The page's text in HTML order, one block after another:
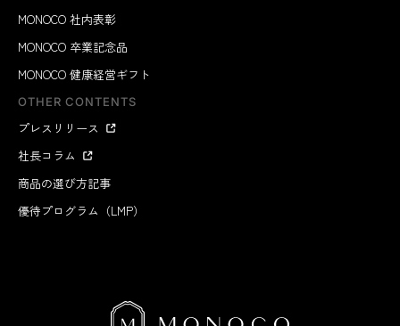
MONOCO 社内表彰
MONOCO 卒業記念品
MONOCO 健康経営ギフト
OTHER CONTENTS
プレスリリース
社長コラム
商品の選び方記事
優待プログラム（LMP）